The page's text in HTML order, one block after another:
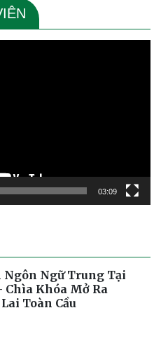
03:09
Ngôn Ngữ Trung Tại
Chìa Khóa Mở Ra
Toàn Cầu